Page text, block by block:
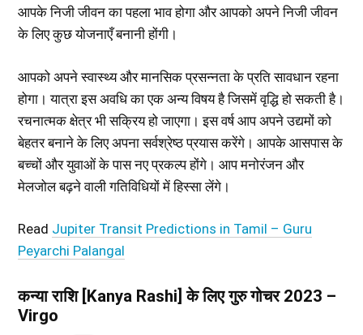
आपके निजी जीवन का पहला भाव होगा और आपको अपने निजी जीवन
के लिए कुछ योजनाएँ बनानी होंगी।
आपको अपने स्वास्थ्य और मानसिक प्रसन्नता के प्रति सावधान रहना
होगा। यात्रा इस अवधि का एक अन्य विषय है जिसमें वृद्धि हो सकती है।
रचनात्मक क्षेत्र भी सक्रिय हो जाएगा। इस वर्ष आप अपने उद्यमों को
बेहतर बनाने के लिए अपना सर्वश्रेष्ठ प्रयास करेंगे। आपके आसपास के
बच्चों और युवाओं के पास नए प्रकल्प होंगे। आप मनोरंजन और
मेलजोल बढ़ने वाली गतिविधियों में हिस्सा लेंगे।
Read Jupiter Transit Predictions in Tamil – Guru
Peyarchi Palangal
कन्या राशि [Kanya Rashi] के लिए गुरु गोचर 2023 –
Virgo